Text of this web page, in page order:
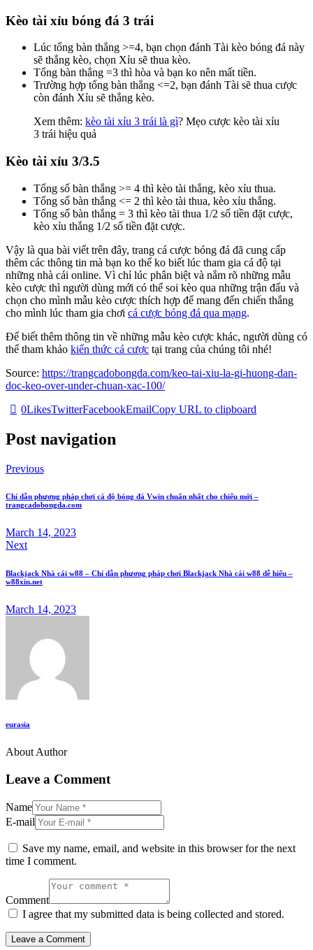
Kèo tài xỉu bóng đá 3 trái
Lúc tổng bàn thắng >=4, bạn chọn đánh Tài kèo bóng đá này
sẽ thắng kèo, chọn Xỉu sẽ thua kèo.
Tổng bàn thắng =3 thì hòa và bạn ko nên mất tiền.
Trường hợp tổng bàn thắng <=2, bạn đánh Tài sẽ thua cược
còn đánh Xỉu sẽ thắng kèo.
Xem thêm: kèo tài xỉu 3 trái là gì? Mẹo cược kèo tài xỉu
3 trái hiệu quả
Kèo tài xỉu 3/3.5
Tổng số bàn thắng >= 4 thì kèo tài thắng, kèo xỉu thua.
Tổng số bàn thắng <= 2 thì kèo tài thua, kèo xỉu thắng.
Tổng số bàn thắng = 3 thì kèo tài thua 1/2 số tiền đặt cược,
kèo xỉu thắng 1/2 số tiền đặt cược.
Vậy là qua bài viết trên đây, trang cá cược bóng đá đã cung cấp
thêm các thông tin mà bạn ko thể ko biết lúc tham gia cá độ tại
những nhà cái online. Vì chỉ lúc phân biệt và nắm rõ những mẫu
kèo cược thì người dùng mới có thể soi kèo qua những trận đấu và
chọn cho mình mẫu kèo cược thích hợp để mang đến chiến thắng
cho mình lúc tham gia chơi cá cược bóng đá qua mạng.
Để biết thêm thông tin về những mẫu kèo cược khác, người dùng có
thể tham khảo kiến thức cá cược tại trang của chúng tôi nhé!
Source: https://trangcadobongda.com/keo-tai-xiu-la-gi-huong-dan-
doc-keo-over-under-chuan-xac-100/
0LikesTwitterFacebookEmailCopy URL to clipboard
Post navigation
Previous
Chỉ dẫn phương pháp chơi cá độ bóng đá Vwin chuẩn nhất cho chiếu mới –
trangcadobongda.com
March 14, 2023
Next
Blackjack Nhà cái w88 – Chỉ dẫn phương pháp chơi Blackjack Nhà cái w88 dễ hiểu –
w88xin.net
March 14, 2023
eurasia
About Author
Leave a Comment
Name
E-mail
Save my name, email, and website in this browser for the next
time I comment.
Comment
I agree that my submitted data is being collected and stored.